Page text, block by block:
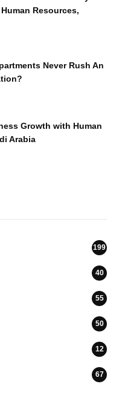
Resources,
Never Rush An
Growth with Human
Arabia
199
40
55
50
12
67